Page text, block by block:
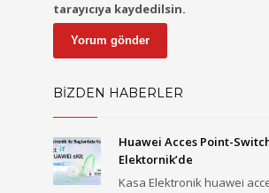
tarayıcıya kaydedilsin.
BİZDEN HABERLER
Huawei Acces Point-
Elektornik’de
Kasa Elektronik huawei